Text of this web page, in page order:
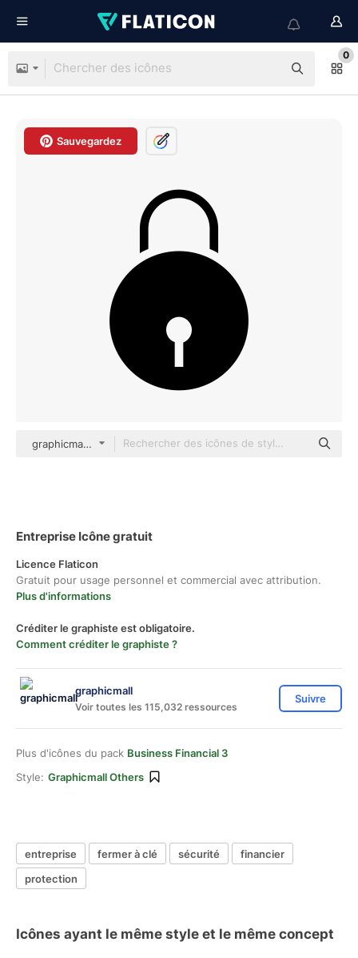
0
Sauvegardez
graphicmall Others
Entreprise Icône gratuit
Licence Flaticon
Gratuit pour usage personnel et commercial avec attribution.
Plus d'informations
Créditer le graphiste est obligatoire.
Comment créditer le graphiste ?
graphicmall
Voir toutes les 115,032 ressources
Suivre
Plus d'icônes du pack Business Financial 3
Style: Graphicmall Others
entreprise fermer à clé sécurité
financier
protection
Icônes ayant le même style et le même concept